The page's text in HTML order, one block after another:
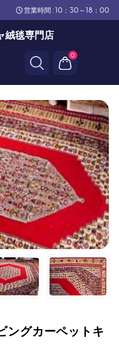
営業時間 : 10：30～18：00
絨毯専門店
0
ングカーペットキ